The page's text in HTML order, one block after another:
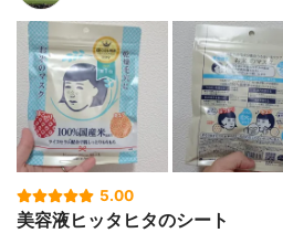
5.00
美容液ヒッタヒタのシート